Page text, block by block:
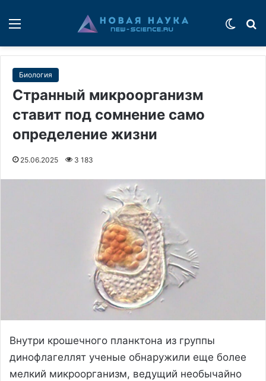
Биология
Странный микроорганизм
ставит под сомнение само
определение жизни
25.06.2025 3 183
Внутри крошечного планктона из группы
динофлагеллят ученые обнаружили еще более
мелкий микроорганизм, ведущий необычайно